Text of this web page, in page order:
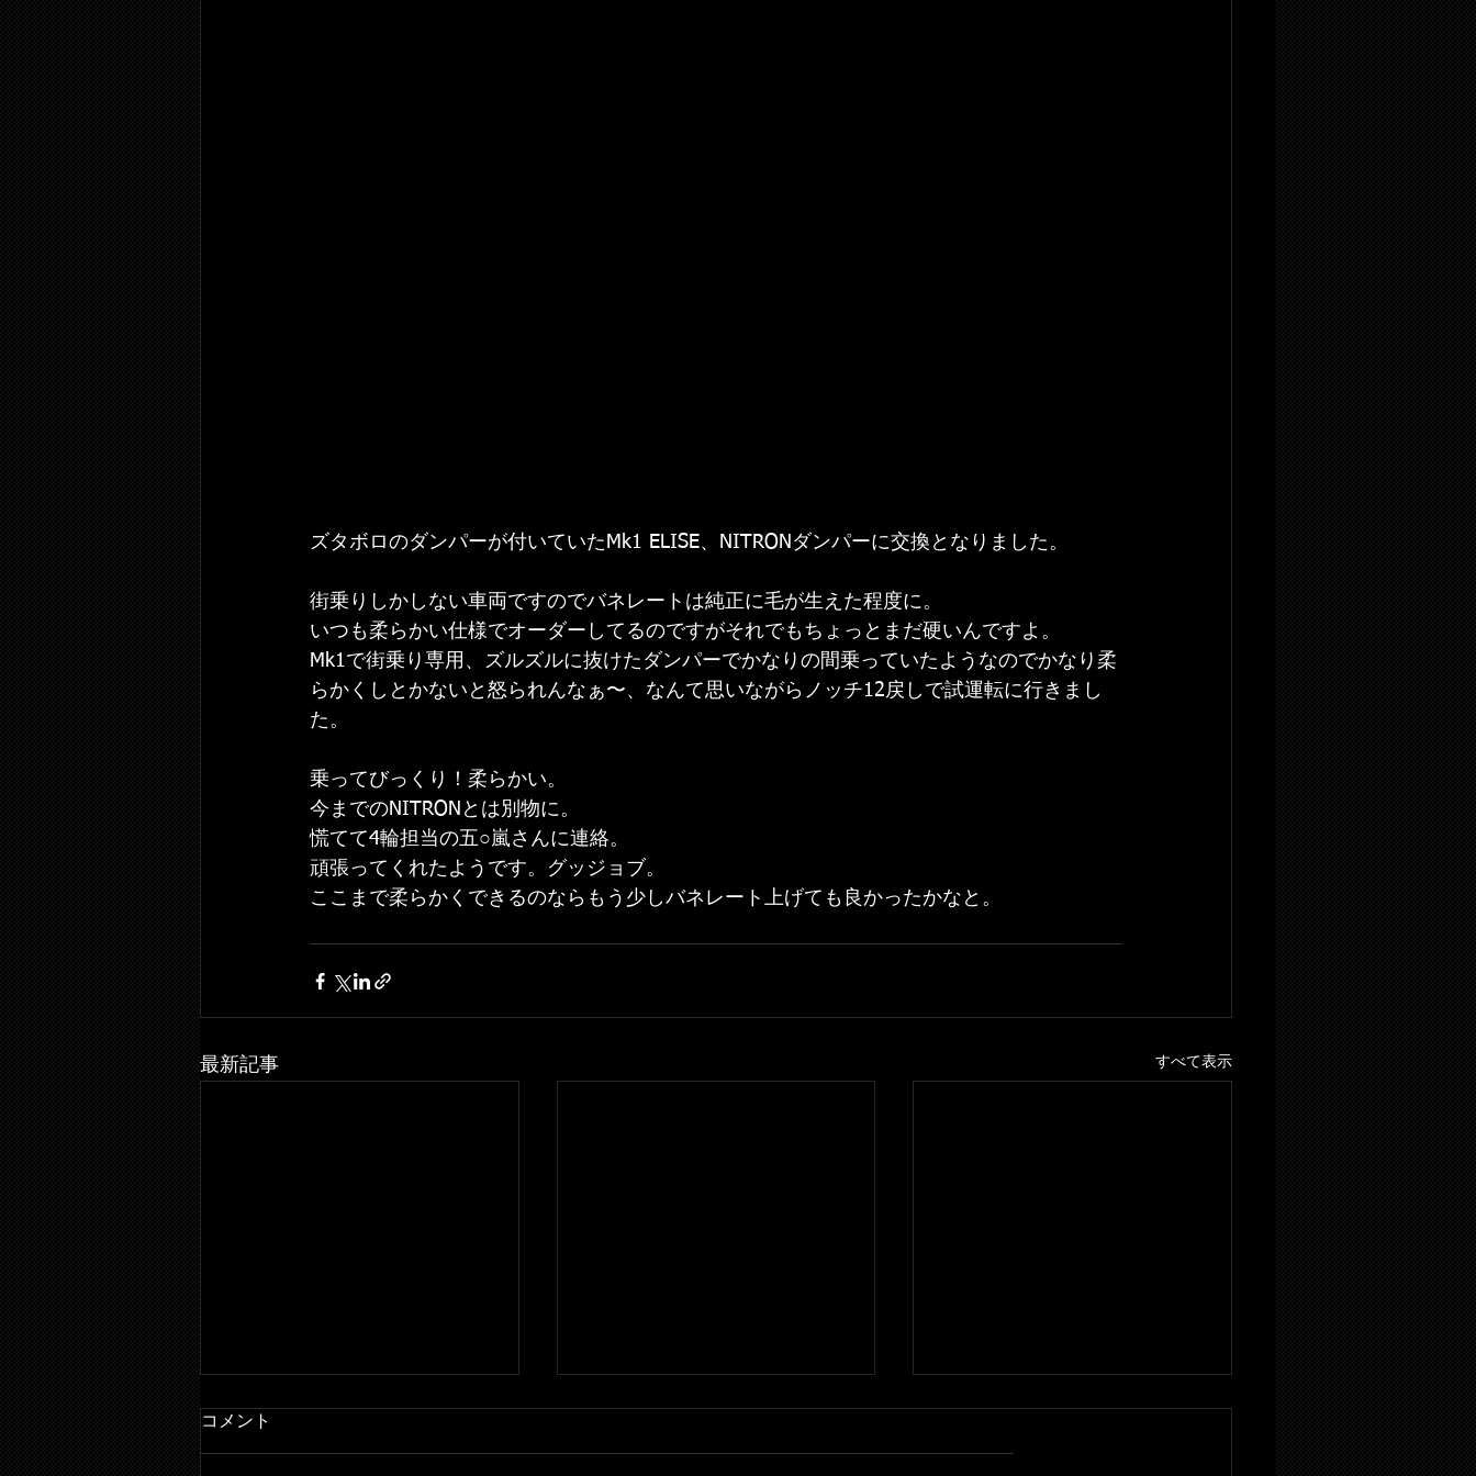
ズタボロのダンパーが付いていたMk1 ELISE、NITRONダンパーに交換となりました。
街乗りしかしない車両ですのでバネレートは純正に毛が生えた程度に。
いつも柔らかい仕様でオーダーしてるのですがそれでもちょっとまだ硬いんですよ。
Mk1で街乗り専用、ズルズルに抜けたダンパーでかなりの間乗っていたようなのでかなり柔
らかくしとかないと怒られんなぁ〜、なんて思いながらノッチ12戻しで試運転に行きまし
た。
乗ってびっくり！柔らかい。
今までのNITRONとは別物に。
慌てて4輪担当の五○嵐さんに連絡。
頑張ってくれたようです。グッジョブ。
ここまで柔らかくできるのならもう少しバネレート上げても良かったかなと。
最新記事 すべて表示
コメント